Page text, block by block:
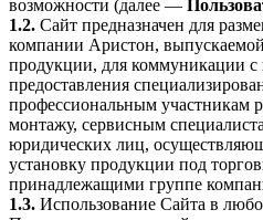
возможности (далее —
1.2. Сайт предназначен для
компании Аристон,
продукции, для коммуникации с
предоставления
профессиональным участникам
монтажу, сервисным
юридических лиц,
установку продукции под
принадлежащими группе
1.3. Использование Сайта в